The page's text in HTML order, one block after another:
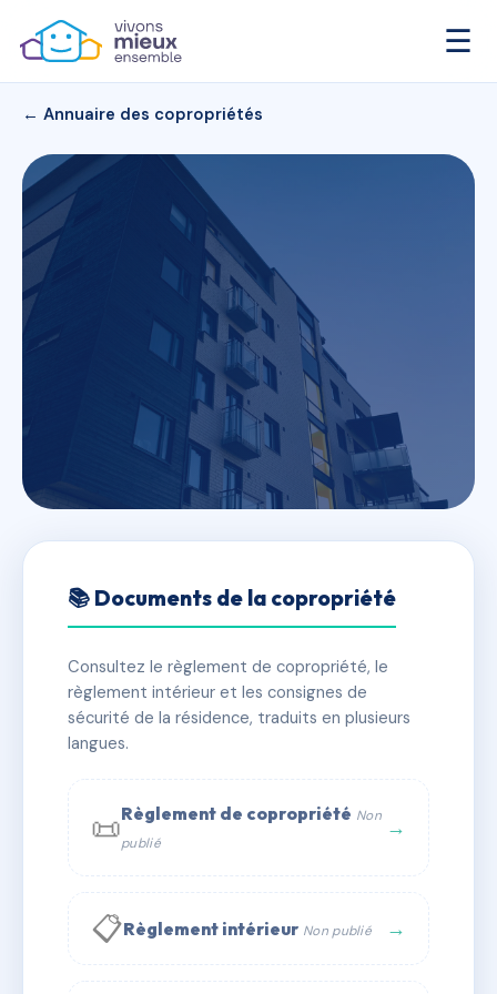
☰
← Annuaire des copropriétés
SDC AUTEUIL LONGCHAMP
📍 Cours Léon Bérard
✓ Immatriculée ⚠ Admin. provisoire
🏠 18 lots
🏗 1 bâtiment(s)
📞 Contacter Syndic Digital 💬 WhatsApp
✉ Email
📚 Documents de la copropriété
Consultez le règlement de copropriété, le
règlement intérieur et les consignes de
sécurité de la résidence, traduits en plusieurs
langues.
📜Règlement de copropriété Non
publié
→
📋Règlement intérieur Non publié →